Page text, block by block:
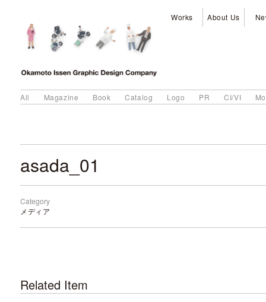
Works About Us
All Magazine Book Catalog Logo PR CI/VI
asada_01
Category
メディア
Related Item